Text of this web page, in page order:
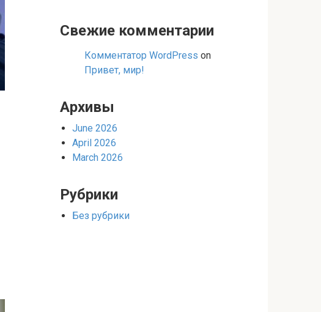
Свежие комментарии
Комментатор WordPress on
Привет, мир!
Архивы
June 2026
April 2026
March 2026
Рубрики
Без рубрики